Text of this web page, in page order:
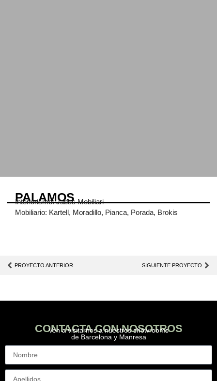
PALAMOS
Interiorismo: Jabss Mobiliari
Mobiliario: Kartell, Moradillo, Pianca, Porada, Brokis
PROYECTO ANTERIOR SIGUIENTE PROYECTO
CONTACTA CON NOSOTROS
Ven a visitarnos a nuestros showrooms
de Barcelona y Manresa